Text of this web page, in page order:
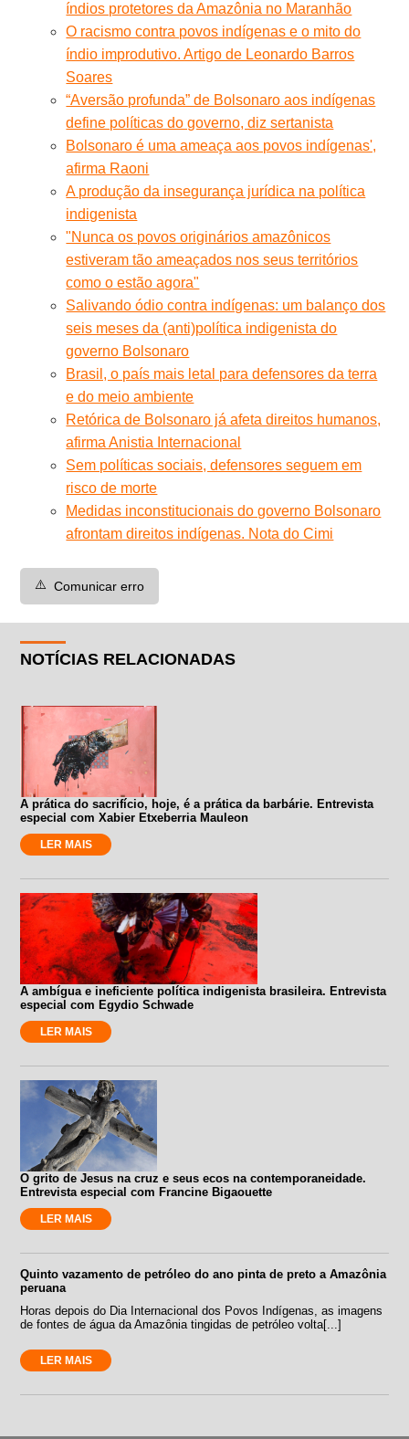
índios protetores da Amazônia no Maranhão
O racismo contra povos indígenas e o mito do
índio improdutivo. Artigo de Leonardo Barros
Soares
“Aversão profunda” de Bolsonaro aos indígenas
define políticas do governo, diz sertanista
Bolsonaro é uma ameaça aos povos indígenas',
afirma Raoni
A produção da insegurança jurídica na política
indigenista
"Nunca os povos originários amazônicos
estiveram tão ameaçados nos seus territórios
como o estão agora"
Salivando ódio contra indígenas: um balanço dos
seis meses da (anti)política indigenista do
governo Bolsonaro
Brasil, o país mais letal para defensores da terra
e do meio ambiente
Retórica de Bolsonaro já afeta direitos humanos,
afirma Anistia Internacional
Sem políticas sociais, defensores seguem em
risco de morte
Medidas inconstitucionais do governo Bolsonaro
afrontam direitos indígenas. Nota do Cimi
⚠️ Comunicar erro
NOTÍCIAS RELACIONADAS
A prática do sacrifício, hoje, é a prática da barbárie. Entrevista
especial com Xabier Etxeberria Mauleon
LER MAIS
A ambígua e ineficiente política indigenista brasileira. Entrevista
especial com Egydio Schwade
LER MAIS
O grito de Jesus na cruz e seus ecos na contemporaneidade.
Entrevista especial com Francine Bigaouette
LER MAIS
Quinto vazamento de petróleo do ano pinta de preto a Amazônia
peruana
Horas depois do Dia Internacional dos Povos Indígenas, as imagens
de fontes de água da Amazônia tingidas de petróleo volta[...]
LER MAIS